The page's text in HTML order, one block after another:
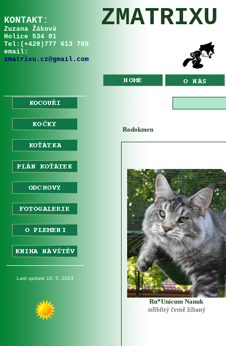
KONTAKT:
Zuzana Žáková
Holice 534 01
Tel: (+420 )777 613 789
email:
zmatrixu.cz@gmail.com
Last update 16. 5. 2023
Rodokmen
Ru*Unicum Nanuk
stříbřitý černě žíhaný